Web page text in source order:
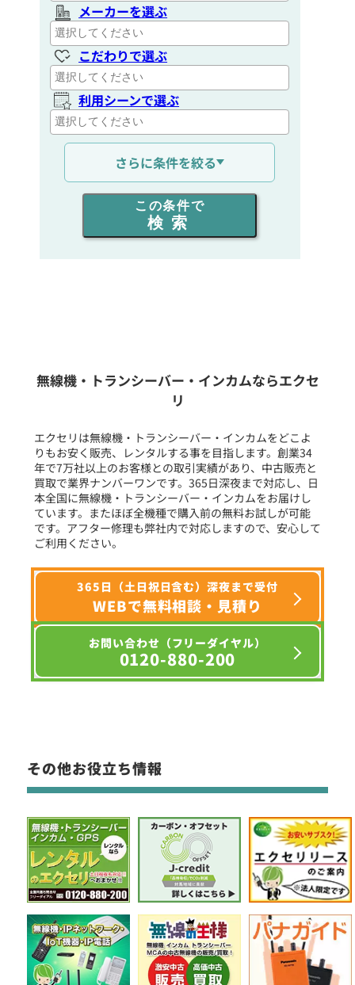
メーカーを選ぶ
こだわりで選ぶ
利用シーンで選ぶ
通信距離を選ぶ
出力を選ぶ
同時通話人数を選ぶ
フリーワード入力(製品名等)
選択条件をリセット
さらに条件を絞る
この条件で
検索
無線機・トランシーバー・インカムならエクセ
リ
エクセリは無線機・トランシーバー・インカムをどこよ
りもお安く販売、レンタルする事を目指します。創業34
年で7万社以上のお客様との取引実績があり、中古販売と
買取で業界ナンバーワンです。365日深夜まで対応し、日
本全国に無線機・トランシーバー・インカムをお届けし
ています。またほぼ全機種で購入前の無料お試しが可能
です。アフター修理も弊社内で対応しますので、安心して
ご利用ください。
365日（土日祝日含む）深夜まで受付
WEBで無料相談・見積り
お問い合わせ（フリーダイヤル）
0120-880-200
その他お役立ち情報